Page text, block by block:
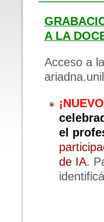
A LA
Acceso a
el
de IA.